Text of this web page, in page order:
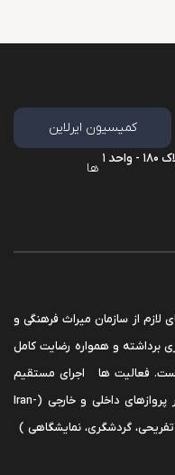
کمیسیون ایرلاین
ها
1
با اخذ مجوزهای لازم از سازمان میراث فرهنگی و
برداشته و همواره رضایت کامل
مسافران را مهم ترین هدف خود قرار داده است. فعالیت ها اجرای مستقیم
تورهای داخلی و خارجی (Iran-World)، صدور پروازهای داخلی و خارجی (Iran-